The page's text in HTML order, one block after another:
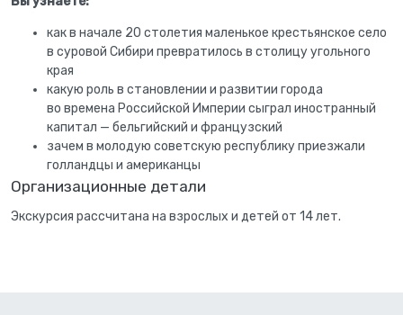
как в начале 20 столетия маленькое крестьянское село
в суровой Сибири превратилось в столицу угольного
края
какую роль в становлении и развитии города
во времена Российской Империи сыграл иностранный
капитал — бельгийский и французский
зачем в молодую советскую республику приезжали
голландцы и американцы
Организационные детали
Экскурсия рассчитана на взрослых и детей от 14 лет.